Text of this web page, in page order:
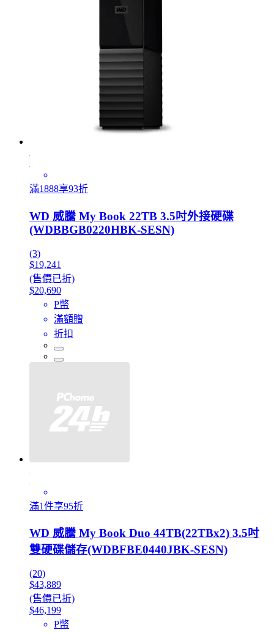
滿1888享93折
WD 威騰 My Book 22TB 3.5吋外接硬碟
(WDBBGB0220HBK-SESN)
(3)
$19,241
(售價已折)
$20,690
P幣
滿額贈
折扣
滿1件享95折
WD 威騰 My Book Duo 44TB(22TBx2) 3.5吋
雙硬碟儲存(WDBFBE0440JBK-SESN)
(20)
$43,889
(售價已折)
$46,199
P幣